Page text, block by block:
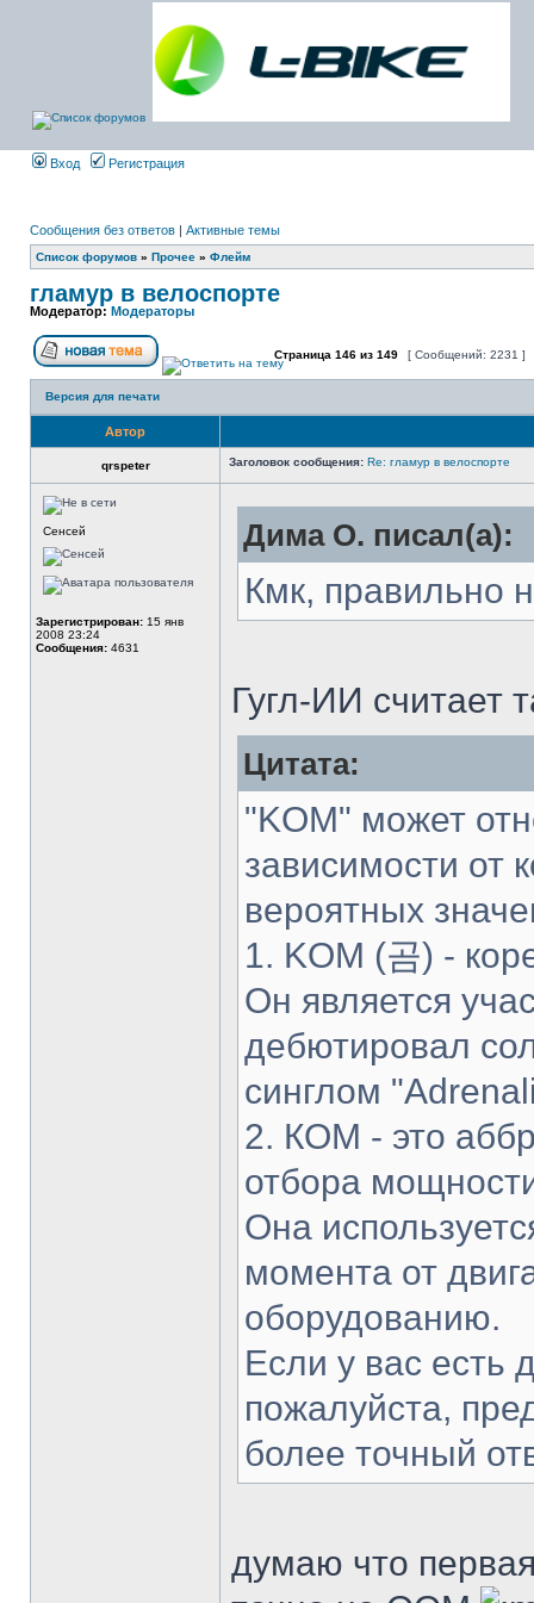
Вход Регистрация
Сообщения без ответов | Активные темы
Список форумов » Прочее » Флейм
гламур в велоспорте
Модератор: Модераторы
Страница 146 из 149 [ Сообщений: 2231 ]
Версия для печати
Автор
qrspeter Заголовок сообщения: Re: гламур в велоспорте
Сенсей
Зарегистрирован: 15 янв
2008 23:24
Сообщения: 4631
Дима О. писал(а):
Кмк, правильно
Гугл-ИИ считает
Цитата:
"KOM" может
зависимости от
вероятных
1. KOM (곰) -
Он является
дебютировал
синглом
2. КОМ - это
отбора
Она
момента от
оборудованию.
Если у вас есть
пожалуйста,
более точный
думаю что